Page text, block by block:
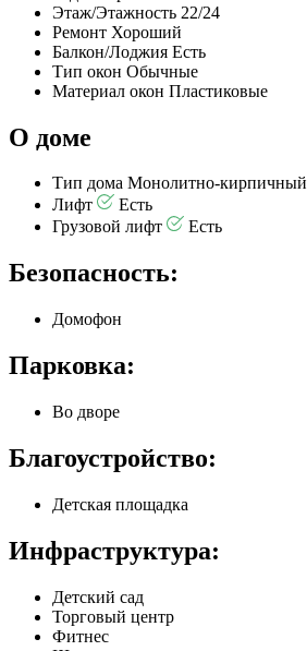
Этаж/Этажность 22/24
Ремонт Хороший
Балкон/Лоджия Есть
Тип окон Обычные
Материал окон Пластиковые
О доме
Тип дома Монолитно-кирпичный
Лифт
Есть
Грузовой лифт
Есть
Безопасность:
Домофон
Парковка:
Во дворе
Благоустройство:
Детская площадка
Инфраструктура:
Детский сад
Торговый центр
Фитнес